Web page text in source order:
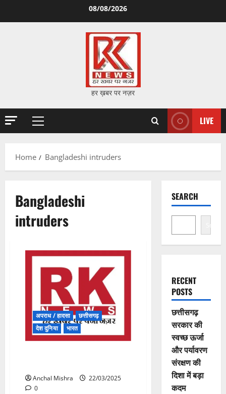
08/08/2026
हर ख़बर पर नज़र
Primary
LIVE
Home Bangladeshi intruders
Bangladeshi
intruders
अपराध / हादसा
छत्तीसगढ़
देश दुनिया
भारत
Anchal Mishra
22/03/2025
0
SEARCH
Search
RECENT
POSTS
छत्तीसगढ़
सरकार की
स्वच्छ ऊर्जा
और पर्यावरण
संरक्षण की
दिशा में बड़ा
कदम